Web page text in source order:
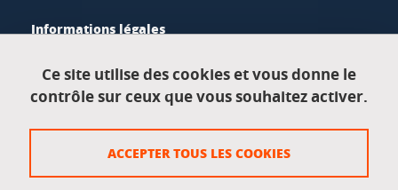
Informations légales
Données personnelles
Crédits
Ce site utilise des cookies et vous donne le
contrôle sur ceux que vous souhaitez activer.
ACCEPTER TOUS LES COOKIES